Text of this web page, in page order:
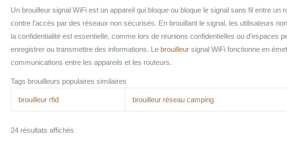
Un brouilleur signal WiFi est un appareil qui bloque ou bloque le signal sans fil entre un
contre l’accès par des réseaux non sécurisés. En brouillant le signal, les utilisateurs
la confidentialité est essentielle, comme lors de réunions confidentielles ou d’espaces
enregistrer ou transmettre des informations. Le brouilleur signal WiFi fonctionne en
communications entre les appareils et les routeurs.
Tags brouilleurs populaires similaires
brouilleur rfid brouilleur réseau camping
24 résultats affichés